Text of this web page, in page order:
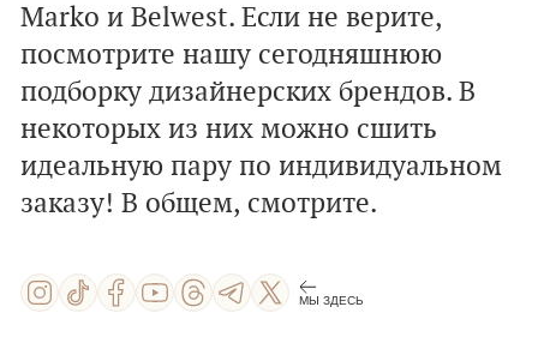
Marko и Belwest. Если не верите,
посмотрите нашу сегодняшнюю
подборку дизайнерских брендов. В
некоторых из них можно сшить
идеальную пару по индивидуальном
заказу! В общем, смотрите.
МЫ ЗДЕСЬ